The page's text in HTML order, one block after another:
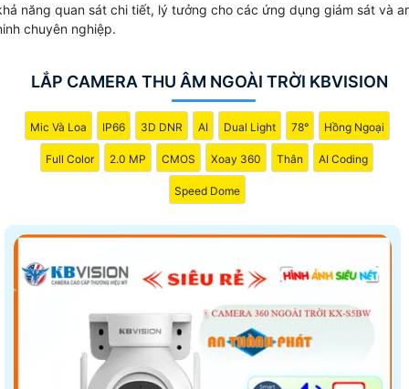
năng quan sát chi tiết, lý tưởng cho các ứng dụng giám sát và
chuyên nghiệp.
LẮP CAMERA THU ÂM NGOÀI TRỜI KBVISION
Mic Và Loa IP66 3D DNR AI Dual Light 78° Hồng Ngoại
Full Color 2.0 MP CMOS Xoay 360 Thân AI Coding
Speed Dome